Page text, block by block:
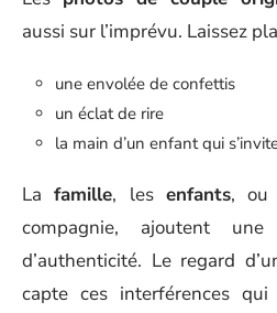
aussi sur l’imprévu. Laissez
une envolée de confettis
un éclat de rire
la main d’un enfant qui
Lafamille, les enfants, ou
compagnie, ajoutent
d’authenticité. Le regard
capte ces interférences